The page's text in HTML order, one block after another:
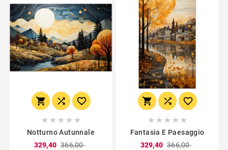
  
    
Notturno Autunnale
329,40 366,00
  
    
Fantasia E Paesaggio
329,40 366,00